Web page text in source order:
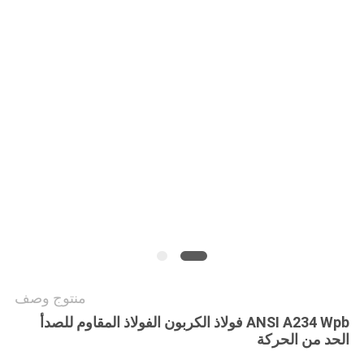
منتوج وصف
ANSI A234 Wpb فولاذ الكربون الفولاذ المقاوم للصدأ
الحد من الحركة